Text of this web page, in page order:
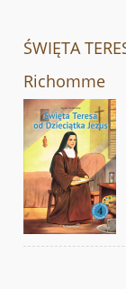
ŚWIĘTA
Richomme